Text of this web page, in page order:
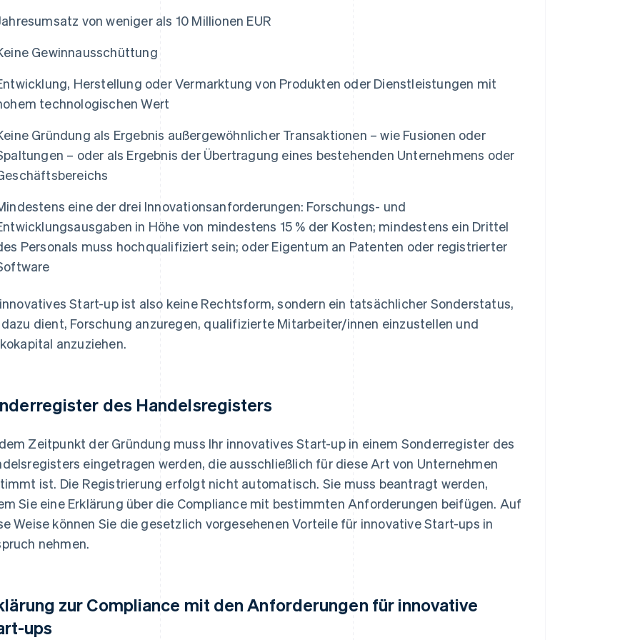
von weniger als 10 Millionen EUR
Gewinnausschüttung
Herstellung oder Vermarktung von Produkten oder Dienstleistungen mit
technologischen Wert
Gründung als Ergebnis außergewöhnlicher Transaktionen – wie Fusionen oder
– oder als Ergebnis der Übertragung eines bestehenden Unternehmens oder
eine der drei Innovationsanforderungen: Forschungs- und
in Höhe von mindestens 15 % der Kosten; mindestens ein Drittel
Personals muss hochqualifiziert sein; oder Eigentum an Patenten oder registrierter
Start-up ist also keine Rechtsform, sondern ein tatsächlicher Sonderstatus,
dient, Forschung anzuregen, qualifizierte Mitarbeiter/innen einzustellen und
anzuziehen.
des Handelsregisters
Zeitpunkt der Gründung muss Ihr innovatives Start-up in einem Sonderregister des
eingetragen werden, die ausschließlich für diese Art von Unternehmen
ist. Die Registrierung erfolgt nicht automatisch. Sie muss beantragt werden,
Sie eine Erklärung über die Compliance mit bestimmten Anforderungen beifügen. Auf
Weise können Sie die gesetzlich vorgesehenen Vorteile für innovative Start-ups in
nehmen.
zur Compliance mit den Anforderungen für innovative
ups